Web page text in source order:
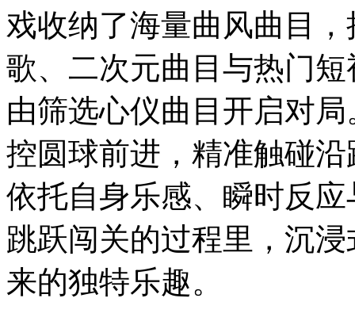
戏收纳了海量曲风曲目
歌、二次元曲目与热门
由筛选心仪曲目开启对
控圆球前进，精准触碰
依托自身乐感、瞬时反
跳跃闯关的过程里，沉
来的独特乐趣。